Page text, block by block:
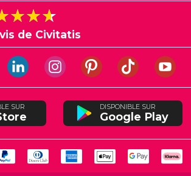
de Civitatis
SUR DISPONIBLE SUR
Google Play